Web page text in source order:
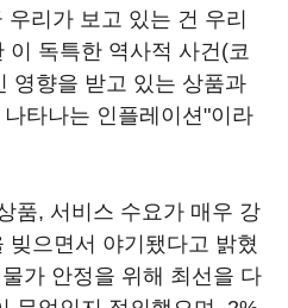
리가 보고 있는 건 우리
이 독특한 역사적 사건(코
영향을 받고 있는 상품과
타나는 인플레이션"이라
품, 서비스 수요가 매우 강
빚으면서 야기됐다고 밝혔
가 안정을 위해 최선을 다